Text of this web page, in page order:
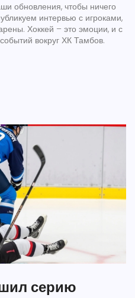
обновления, чтобы ничего
интервью с игроками,
Хоккей – это эмоции, и с
вокруг ХК Тамбов.
серию